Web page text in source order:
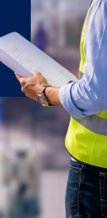
लोकमार्गमा
ठक्करबाट
भएको छ ।
का ५५ वर्षीय
कार्यालय
केशव भट्राईले
गतिमा पश्चिमबाट
ख ८३४९ नम्बर. . .
तरकारी बिक्रि